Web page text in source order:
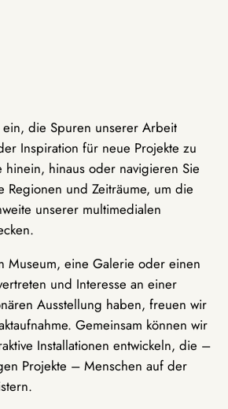
ein, die Spuren unserer Arbeit
Inspiration für neue Projekte zu
hinein, hinaus oder navigieren Sie
Regionen und Zeiträume, um die
unserer multimedialen
Museum, eine Galerie oder einen
und Interesse an einer
Ausstellung haben, freuen wir
Gemeinsam können wir
Installationen entwickeln, die –
Projekte – Menschen auf der